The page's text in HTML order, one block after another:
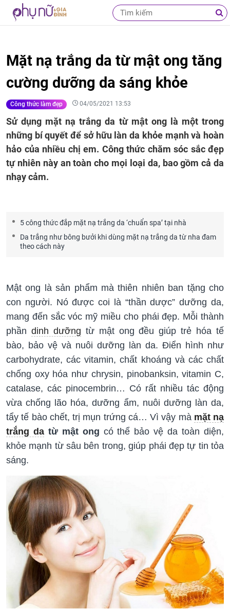
Mặt nạ trắng da từ mật ong tăng
cường dưỡng da sáng khỏe
Công thức làm đẹp 04/05/2021 13:53
Sử dụng mặt nạ trắng da từ mật ong là một trong
những bí quyết để sở hữu làn da khỏe mạnh và hoàn
hảo của nhiều chị em. Công thức chăm sóc sắc đẹp
tự nhiên này an toàn cho mọi loại da, bao gồm cả da
nhạy cảm.
5 công thức đắp mặt nạ trắng da ‘chuẩn spa’ tại nhà
Da trắng như bông bưởi khi dùng mặt nạ trắng da từ nha đam
theo cách này
Mật ong là sản phẩm mà thiên nhiên ban tặng cho
con người. Nó được coi là “thần dược” dưỡng da,
mang đến sắc vóc mỹ miều cho phái đẹp. Mỗi thành
phần dinh dưỡng từ mật ong đều giúp trẻ hóa tế
bào, bảo vệ và nuôi dưỡng làn da. Điển hình như
carbohydrate, các vitamin, chất khoáng và các chất
chống oxy hóa như chrysin, pinobanksin, vitamin C,
catalase, các pinocembrin… Có rất nhiều tác động
vừa chống lão hóa, dưỡng ẩm, nuôi dưỡng làn da,
tẩy tế bào chết, trị mụn trứng cá… Vì vậy mà mặt nạ
trắng datừ mật ong có thể bảo vệ da toàn diện,
khỏe mạnh từ sâu bên trong, giúp phái đẹp tự tin tỏa
sáng.